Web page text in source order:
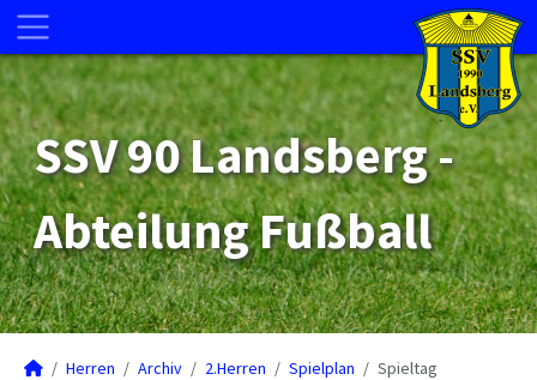
SSV 90 Landsberg -
Abteilung Fußball
Herren Archiv 2.Herren Spielplan Spieltag